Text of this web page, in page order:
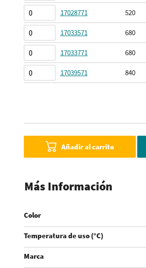
17028771 520
17033571 680
17033771 680
17039571 840
Añadir al carrito
Más Información
Color
Temperatura de uso (°C)
Marca